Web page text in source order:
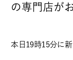
の専門店が
本日19時15分に